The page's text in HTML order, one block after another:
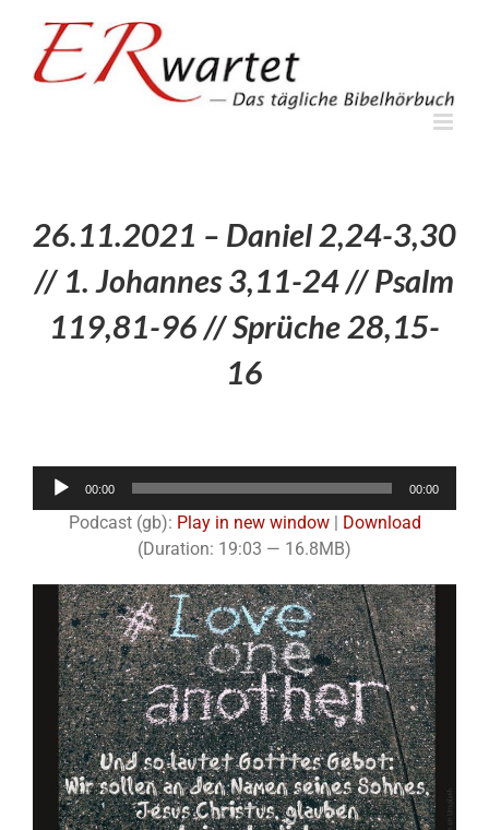
springen
26.11.2021 – Daniel 2,24-3,30
// 1. Johannes 3,11-24 // Psalm
119,81-96 // Sprüche 28,15-
16
Audio-
00:00 00:00
Podcast (gb): Play in new window|
Download
(Duration: 19:03 — 16.8MB)